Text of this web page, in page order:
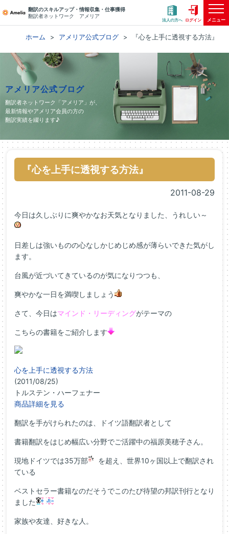
翻訳のスキルアップ・情報収集・仕事獲得
翻訳者ネットワーク アメリア
法人の方へ ログイン メニュー
ホーム アメリア公式ブログ 『心を上手に透視する方法』
アメリア公式ブログ
翻訳者ネットワーク「アメリア」が、
最新情報やアメリア会員の方の
翻訳実績を綴ります♪
『心を上手に透視する方法』
2011-08-29
今日は久しぶりに爽やかなお天気となりました、うれしい～
日差しは強いものの心なしかじめじめ感が薄らいできた気がし
ます。
台風が近づいてきているのが気になりつつも、
爽やかな一日を満喫しましょう
さて、今日はマインド・リーディングがテーマの
こちらの書籍をご紹介します
心を上手に透視する方法
(2011/08/25)
トルステン・ハーフェナー
商品詳細を見る
翻訳を手がけられたのは、ドイツ語翻訳者として
書籍翻訳をはじめ幅広い分野でご活躍中の福原美穂子さん。
現地ドイツでは35万部
を超え、世界10ヶ国以上で翻訳され
ている
ベストセラー書籍なのだそうでこのたび待望の邦訳刊行となり
ました
家族や友達、好きな人。